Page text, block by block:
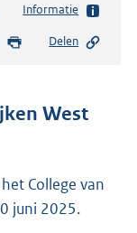
Informatie
Delen
West
College van
juni 2025.